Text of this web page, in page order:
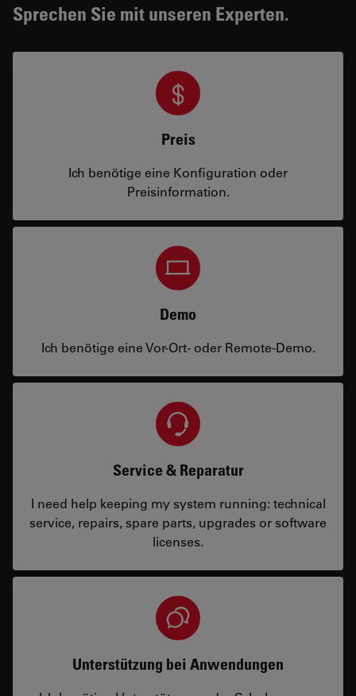
Sprechen Sie mit unseren Experten.
Preis
Ich benötige eine Konfiguration oder
Preisinformation.
Demo
Ich benötige eine Vor-Ort- oder Remote-Demo.
Service & Reparatur
I need help keeping my system running: technical
service, repairs, spare parts, upgrades or software
licenses.
Unterstützung bei Anwendungen